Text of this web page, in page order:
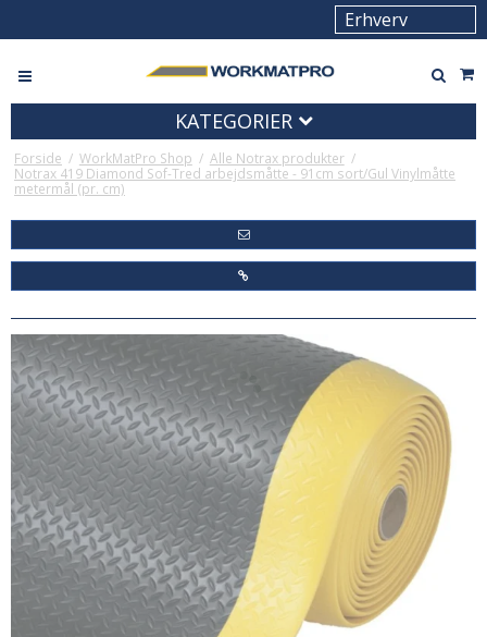
KATEGORIER
Forside / WorkMatPro Shop / Alle Notrax produkter /
Notrax 419 Diamond Sof-Tred arbejdsmåtte - 91cm sort/Gul Vinylmåtte
metermål (pr. cm)